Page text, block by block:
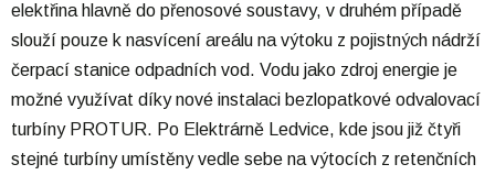
elektřina hlavně do přenosové soustavy, v druhém případě
slouží pouze k nasvícení areálu na výtoku z pojistných nádrží
čerpací stanice odpadních vod. Vodu jako zdroj energie je
možné využívat díky nové instalaci bezlopatkové odvalovací
turbíny PROTUR. Po Elektrárně Ledvice, kde jsou již čtyři
stejné turbíny umístěny vedle sebe na výtocích z retenčních